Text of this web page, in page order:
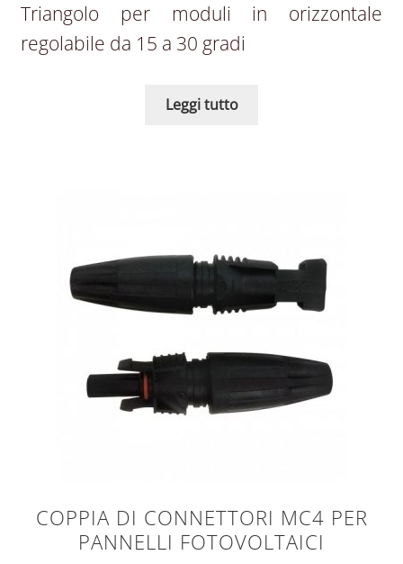
Triangolo per moduli in orizzontale
regolabile da 15 a 30 gradi
Leggi tutto
COPPIA DI CONNETTORI MC4 PER
PANNELLI FOTOVOLTAICI